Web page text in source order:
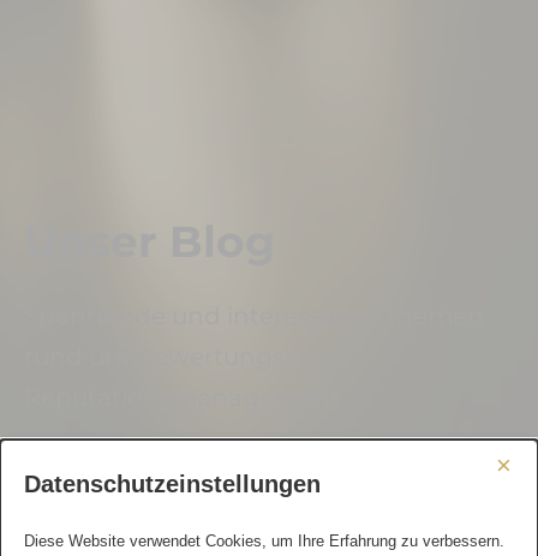
Datenschutzeinstellungen
×
Diese Website verwendet Cookies, um Ihre Erfahrung zu verbessern.